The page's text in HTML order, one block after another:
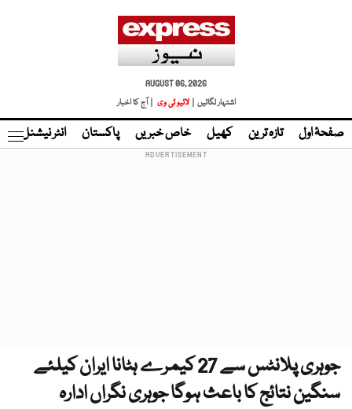
AUGUST 06, 2026
اشتہار لگائیں |
لائیو ٹی وی | آج کا اخبار
صفحۂ اول تازہ ترین کھیل خاص خبریں پاکستان انٹر نیشنل
جوہری پلانٹس سے 27 کیمرے ہٹانا ایران کیلئے
سنگین نتائج کا باعث ہوگا جوہری نگراں ادارہ